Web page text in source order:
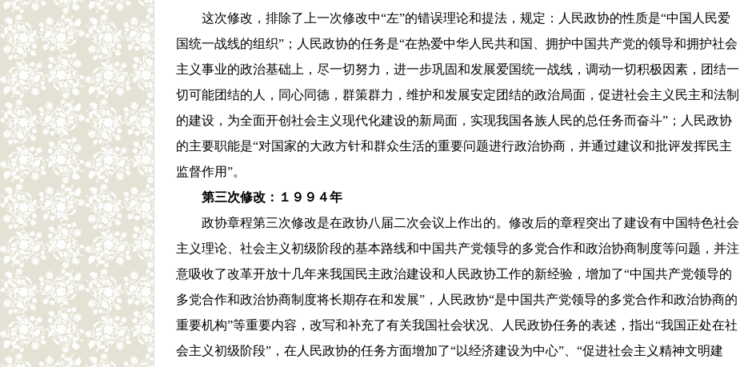
这次修改，排除了上一次修改中“左”的错误理论和提法，规定：人民政协的性质是“中国人民爱
国统一战线的组织”；人民政协的任务是“在热爱中华人民共和国、拥护中国共产党的领导和拥护社会
主义事业的政治基础上，尽一切努力，进一步巩固和发展爱国统一战线，调动一切积极因素，团结一
切可能团结的人，同心同德，群策群力，维护和发展安定团结的政治局面，促进社会主义民主和法制
的建设，为全面开创社会主义现代化建设的新局面，实现我国各族人民的总任务而奋斗”；人民政协
的主要职能是“对国家的大政方针和群众生活的重要问题进行政治协商，并通过建议和批评发挥民主
监督作用”。
第三次修改：１９９４年
政协章程第三次修改是在政协八届二次会议上作出的。修改后的章程突出了建设有中国特色社会
主义理论、社会主义初级阶段的基本路线和中国共产党领导的多党合作和政治协商制度等问题，并注
意吸收了改革开放十几年来我国民主政治建设和人民政协工作的新经验，增加了“中国共产党领导的
多党合作和政治协商制度将长期存在和发展”，人民政协“是中国共产党领导的多党合作和政治协商的
重要机构”等重要内容，改写和补充了有关我国社会状况、人民政协任务的表述，指出“我国正处在社
会主义初级阶段”，在人民政协的任务方面增加了“以经济建设为中心”、“促进社会主义精神文明建